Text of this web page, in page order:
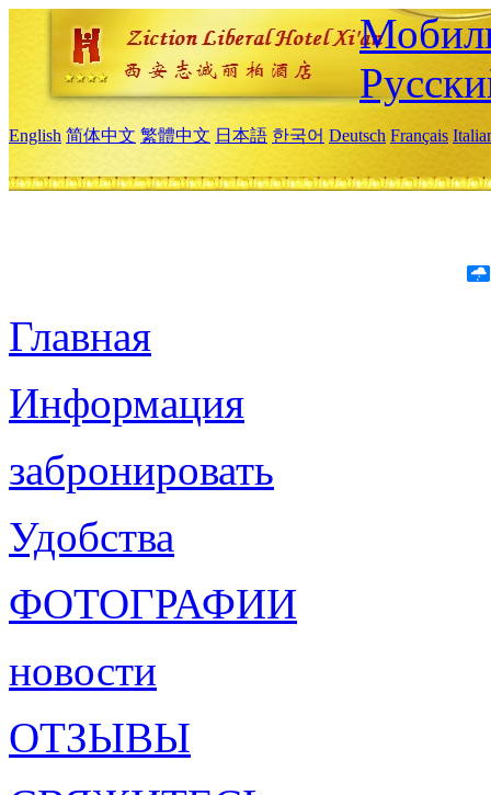
English 简体中文 繁體中文 日本語 한국어 Deutsch Français
Главная
Информация
забронировать
Удобства
ФОТОГРАФИИ
новости
ОТЗЫВЫ